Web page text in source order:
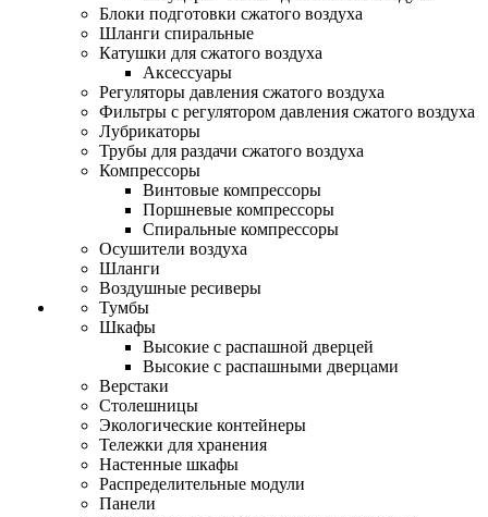
Блоки подготовки сжатого воздуха
Шланги спиральные
Катушки для сжатого воздуха
Аксессуары
Регуляторы давления сжатого воздуха
Фильтры с регулятором давления сжатого воздуха
Лубрикаторы
Трубы для раздачи сжатого воздуха
Компрессоры
Винтовые компрессоры
Поршневые компрессоры
Спиральные компрессоры
Осушители воздуха
Шланги
Воздушные ресиверы
Тумбы
Шкафы
Высокие с распашной дверцей
Высокие с распашными дверцами
Верстаки
Столешницы
Экологические контейнеры
Тележки для хранения
Настенные шкафы
Распределительные модули
Панели